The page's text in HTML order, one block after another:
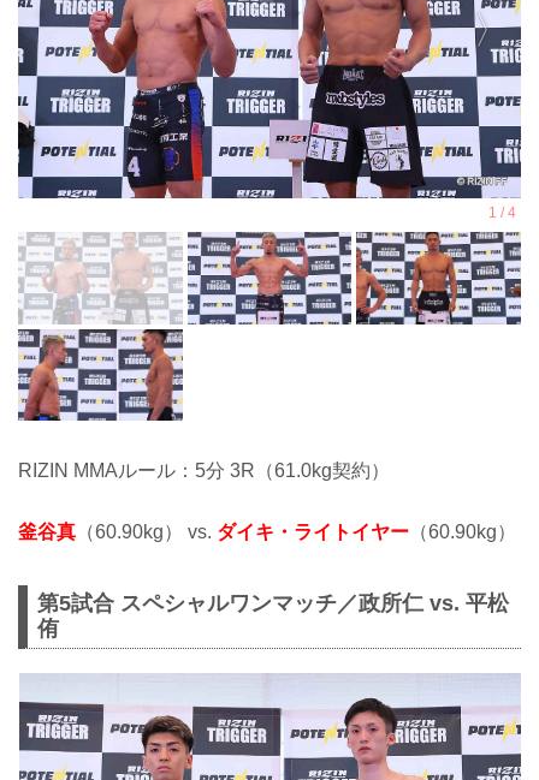
RIZIN MMAルール：5分 3R（61.0kg契約）
釜谷真 （60.90kg） vs. ダイキ・ライトイヤー （60.90kg）
第5試合 スペシャルワンマッチ／政所仁 vs. 平松
侑